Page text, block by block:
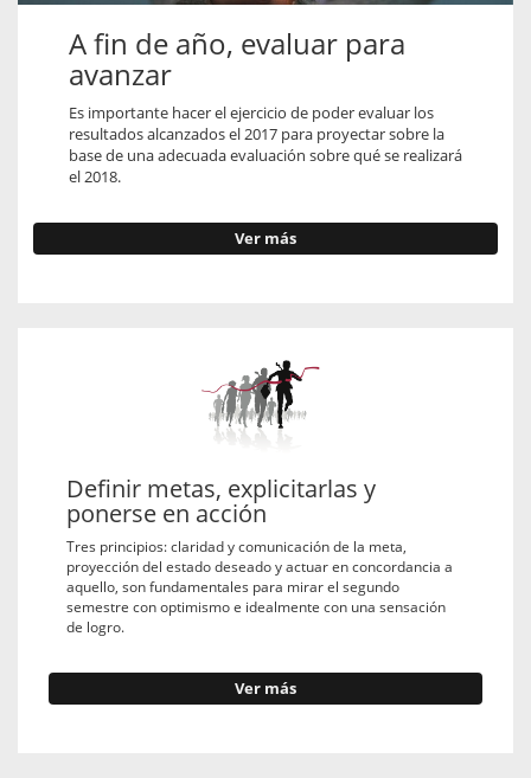
A fin de año, evaluar para
avanzar
Es importante hacer el ejercicio de poder evaluar los
resultados alcanzados el 2017 para proyectar sobre la
base de una adecuada evaluación sobre qué se realizará
el 2018.
Ver más
Definir metas, explicitarlas y
ponerse en acción
Tres principios: claridad y comunicación de la meta,
proyección del estado deseado y actuar en concordancia a
aquello, son fundamentales para mirar el segundo
semestre con optimismo e idealmente con una sensación
de logro.
Ver más